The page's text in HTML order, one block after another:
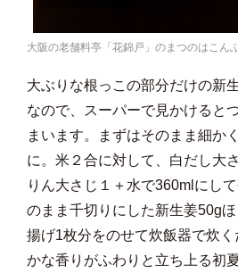
大阪の老舗料亭「花錦戸」のまつのはこんぶ
大ぶりな根っこの部分だけの新
なので、スーパーで見かけると
まいます。まずはそのまま細か
に。米２合に対して、白だし大
りん大さじ１＋水で360mlにし
のまま千切りにした新生姜50g
揚げ1枚分をのせて炊飯器で炊
かな香りがふわりと立ち上る初